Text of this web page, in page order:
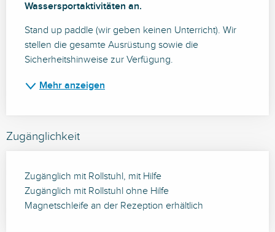
Wassersportaktivitäten an.
Stand up paddle (wir geben keinen Unterricht). Wir
stellen die gesamte Ausrüstung sowie die
Sicherheitshinweise zur Verfügung.
Mehr anzeigen
Zugänglichkeit
Zugänglich mit Rollstuhl, mit Hilfe
Zugänglich mit Rollstuhl ohne Hilfe
Magnetschleife an der Rezeption erhältlich